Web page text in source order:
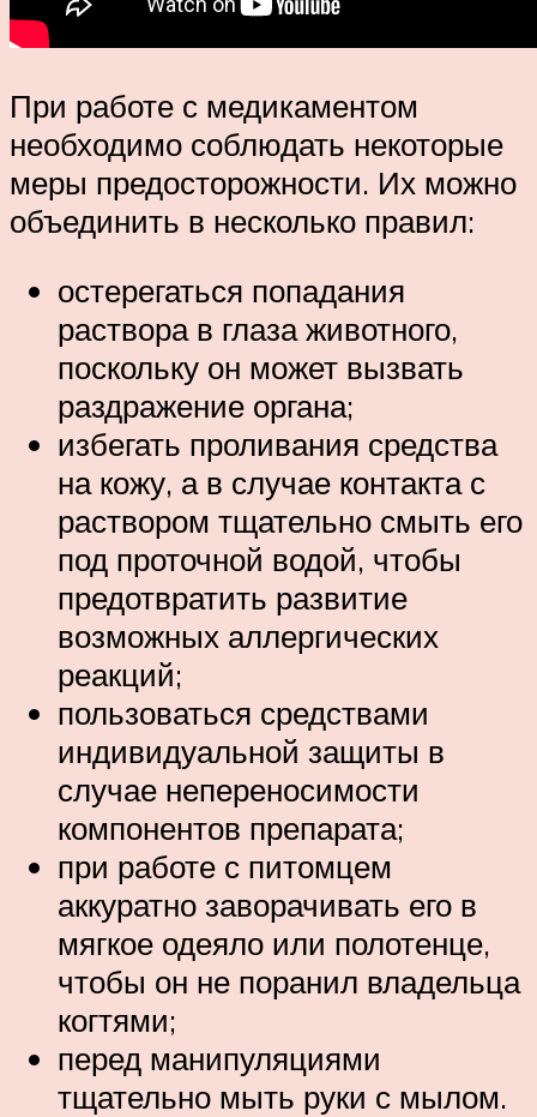
При работе с медикаментом
необходимо соблюдать некоторые
меры предосторожности. Их можно
объединить в несколько правил:
остерегаться попадания
раствора в глаза животного,
поскольку он может вызвать
раздражение органа;
избегать проливания средства
на кожу, а в случае контакта с
раствором тщательно смыть его
под проточной водой, чтобы
предотвратить развитие
возможных аллергических
реакций;
пользоваться средствами
индивидуальной защиты в
случае непереносимости
компонентов препарата;
при работе с питомцем
аккуратно заворачивать его в
мягкое одеяло или полотенце,
чтобы он не поранил владельца
когтями;
перед манипуляциями
тщательно мыть руки с мылом.